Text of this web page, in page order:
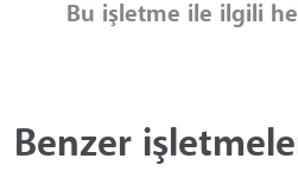
Bu işletme ile ilgili
Benzer